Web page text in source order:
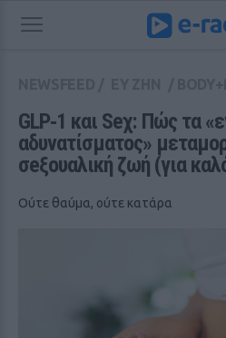
GLP‑1 και Seχ: Πώς τα
αδυνατίσματος»
σeξουαλική ζωή (για
Ούτε θαύμα, ούτε κατάρα